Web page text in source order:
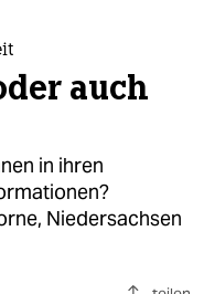
auch
in ihren
Niedersachsen